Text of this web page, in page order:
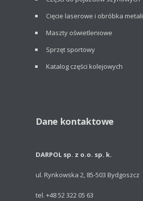
Cięcie laserowe i obróbka metali
Maszty oświetleniowe
Sprzęt sportowy
Katalog części kolejowych
Dane kontaktowe
DARPOL sp. z o.o. sp. k.
ul. Rynkowska 2, 85-503 Bydgoszcz
tel. +48 52 322 05 63